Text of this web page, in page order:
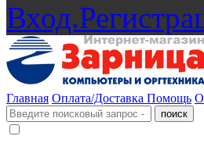
Вход.
Главная Оплата/Доставка Помощь О